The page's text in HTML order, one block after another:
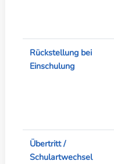
Rückstellung bei
Einschulung
Übertritt /
Schulartwechsel